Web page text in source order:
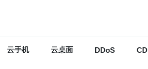
云手机 云桌面 DDoS